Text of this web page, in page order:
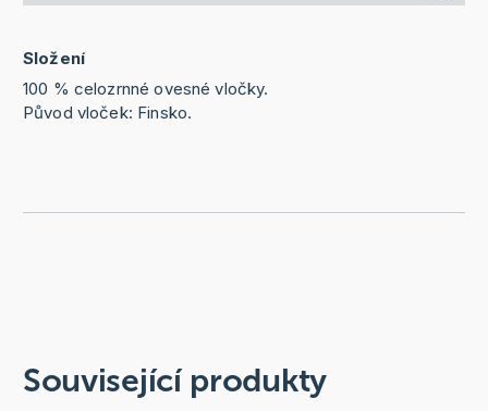
Složení
100 % celozrnné ovesné vločky.
Původ vloček: Finsko.
Související produkty